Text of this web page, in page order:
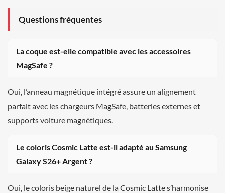
Questions fréquentes
La coque est-elle compatible avec les accessoires
MagSafe ?
Oui, l’anneau magnétique intégré assure un alignement
parfait avec les chargeurs MagSafe, batteries externes et
supports voiture magnétiques.
Le coloris Cosmic Latte est-il adapté au Samsung
Galaxy S26+ Argent ?
Oui, le coloris beige naturel de la Cosmic Latte s’harmonise